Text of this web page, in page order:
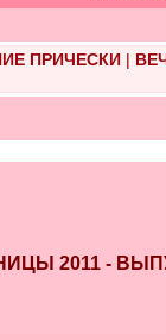
ПРИЧЕСКИ|
2011 -